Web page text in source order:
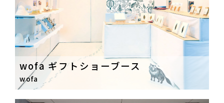
wofa ギフトショーブース
wofa